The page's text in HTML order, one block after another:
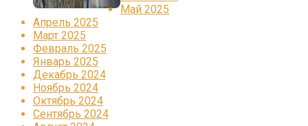
Май 2025
Апрель 2025
Март 2025
Февраль 2025
Январь 2025
Декабрь 2024
Ноябрь 2024
Октябрь 2024
Сентябрь 2024